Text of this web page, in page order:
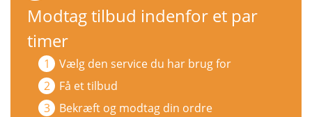
Modtag tilbud indenfor et par
timer
Vælg den service du har brug for
Få et tilbud
Bekræft og modtag din ordre